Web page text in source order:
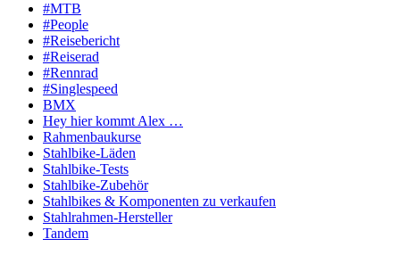
#MTB
#People
#Reisebericht
#Reiserad
#Rennrad
#Singlespeed
BMX
Hey hier kommt Alex …
Rahmenbaukurse
Stahlbike-Läden
Stahlbike-Tests
Stahlbike-Zubehör
Stahlbikes & Komponenten zu verkaufen
Stahlrahmen-Hersteller
Tandem